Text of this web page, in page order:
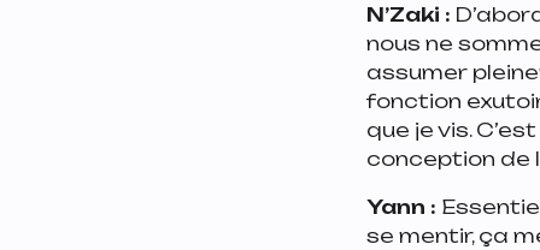
N’Zaki :
nous ne
assumer
fonction
que je vis.
conception de
Yann :
se mentir, ça